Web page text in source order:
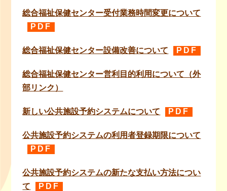
総合福祉保健センター受付業務時間変更について
PDF
総合福祉保健センター設備改善について PDF
総合福祉保健センター営利目的利用について（外
部リンク）
新しい公共施設予約システムについて PDF
公共施設予約システムの利用者登録期限について
PDF
公共施設予約システムの新たな支払い方法につい
て
PDF